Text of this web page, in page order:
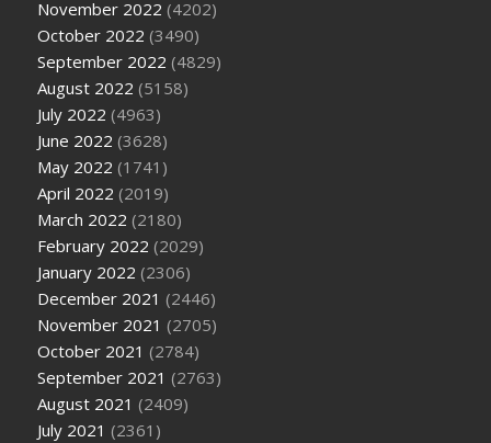
November 2022 (4202)
October 2022 (3490)
September 2022 (4829)
August 2022 (5158)
July 2022 (4963)
June 2022 (3628)
May 2022 (1741)
April 2022 (2019)
March 2022 (2180)
February 2022 (2029)
January 2022 (2306)
December 2021 (2446)
November 2021 (2705)
October 2021 (2784)
September 2021 (2763)
August 2021 (2409)
July 2021 (2361)